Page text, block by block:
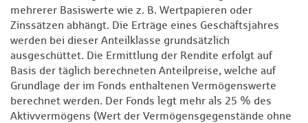
mehrerer Basiswerte wie z. B. Wertpapieren oder
Zinssätzen abhängt. Die Erträge eines Geschäftsjahres
werden bei dieser Anteilklasse grundsätzlich
ausgeschüttet. Die Ermittlung der Rendite erfolgt auf
Basis der täglich berechneten Anteilpreise, welche auf
Grundlage der im Fonds enthaltenen Vermögenswerte
berechnet werden. Der Fonds legt mehr als 25 % des
Aktivvermögens (Wert der Vermögensgegenstände ohne